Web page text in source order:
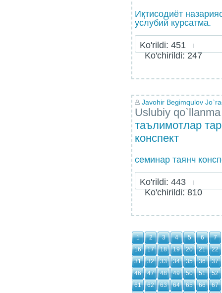
Иқтисодиёт
услубий курсатма.
Ko'rildi: 451
Ko'chirildi: 247
Javohir Begimqulov
Uslubiy qo`llanma
таълимотлар
конспект
семинар таянч
Ko'rildi: 443
Ko'chirildi: 810
1 2 3 4 5 6
7
16
17 18 19 20 21
22
31
32 33 34 35 36
37
46
47 48 49 50 51
52
61
62 63 64 65 66
67